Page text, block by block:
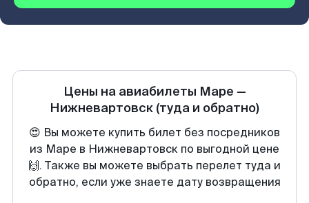
Цены на авиабилеты Маре —
Нижневартовск (туда и обратно)
😍 Вы можете купить билет без посредников
из Маре в Нижневартовск по выгодной цене
🙌. Также вы можете выбрать перелет туда и
обратно, если уже знаете дату возвращения